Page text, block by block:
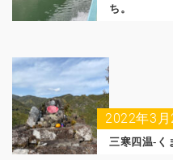
ち。
2022年3月
三寒四温-く